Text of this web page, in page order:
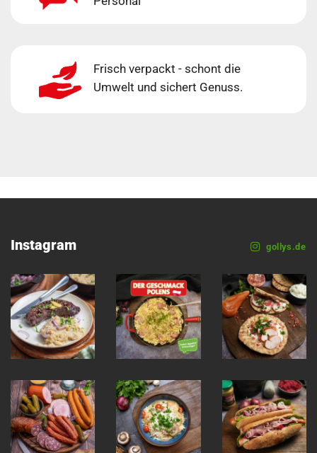
Frisch verpackt - schont die
Umwelt und sichert Genuss.
Instagram gollys.de